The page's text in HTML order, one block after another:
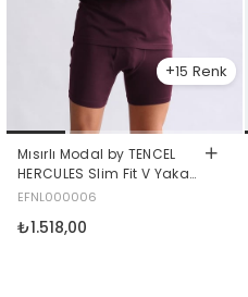
15
Mısırlı Modal by TENCEL
HERCULES Slim Fit V Yaka
Uzun Kollu Fanila / T-Shirt
EFNL000006
₺1.518,00